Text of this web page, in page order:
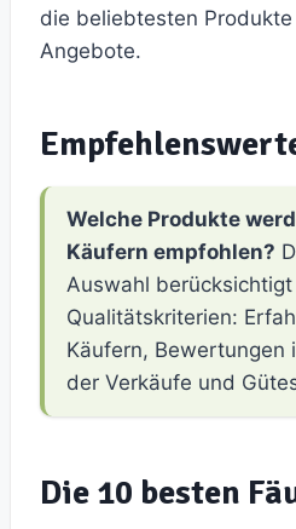
die beliebtesten
Angebote.
Welche Produkte
Käufern empfohlen?
Auswahl
Qualitätskriterien:
Käufern, Bewertungen
der Verkäufe und
Die 10 besten